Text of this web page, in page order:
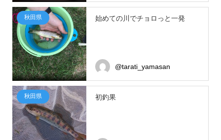
秋田県 始めての川でチョロっと一発
@tarati_yamasan
秋田県 初釣果